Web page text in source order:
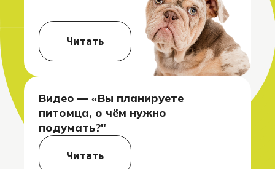
Читать
Видео — «Вы планируете
питомца, о чём нужно
подумать?"
Читать